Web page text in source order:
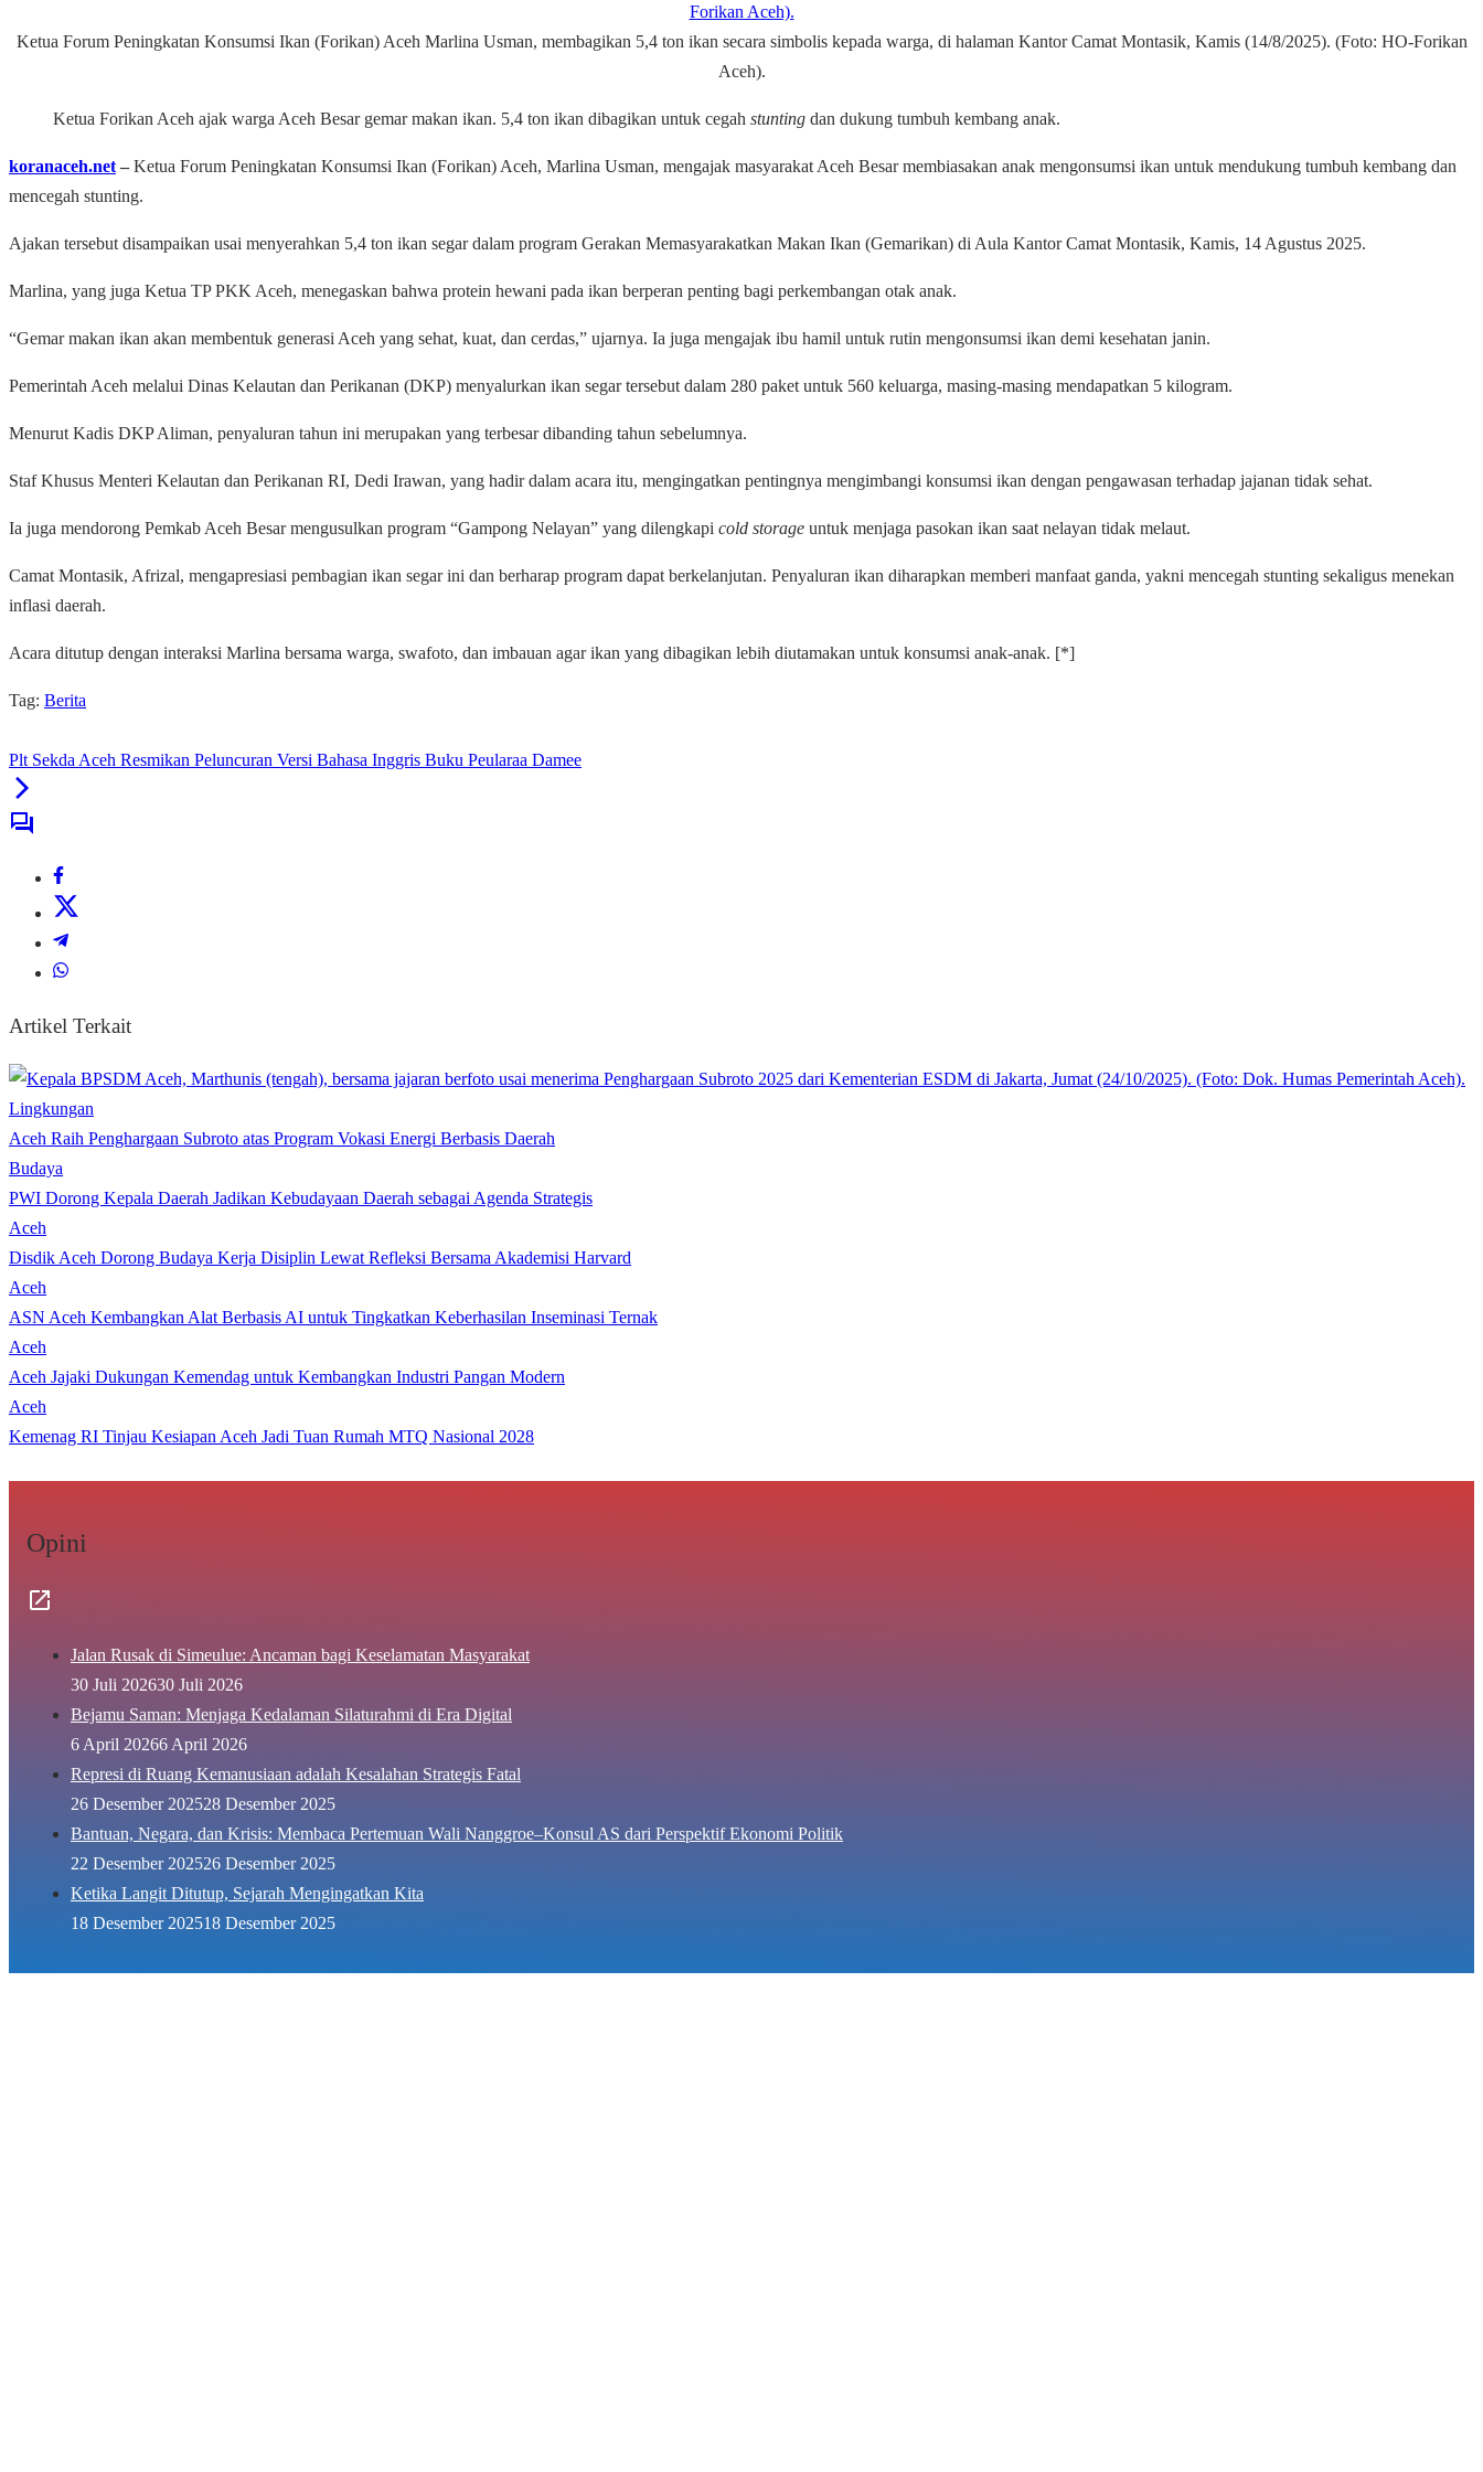
Ketua Forum Peningkatan Konsumsi Ikan (Forikan) Aceh Marlina Usman, membagikan 5,4 ton ikan secara simbolis kepada warga, di halaman Kantor Camat Montasik, Kamis (14/8/2025). (Foto: HO-Forikan
Aceh).
Ketua Forikan Aceh ajak warga Aceh Besar gemar makan ikan. 5,4 ton ikan dibagikan untuk cegah stunting dan dukung tumbuh kembang anak.
koranaceh.net – Ketua Forum Peningkatan Konsumsi Ikan (Forikan) Aceh, Marlina Usman, mengajak masyarakat Aceh Besar membiasakan anak mengonsumsi ikan untuk mendukung tumbuh kembang dan
mencegah stunting.
Ajakan tersebut disampaikan usai menyerahkan 5,4 ton ikan segar dalam program Gerakan Memasyarakatkan Makan Ikan (Gemarikan) di Aula Kantor Camat Montasik, Kamis, 14 Agustus 2025.
Marlina, yang juga Ketua TP PKK Aceh, menegaskan bahwa protein hewani pada ikan berperan penting bagi perkembangan otak anak.
“Gemar makan ikan akan membentuk generasi Aceh yang sehat, kuat, dan cerdas,” ujarnya. Ia juga mengajak ibu hamil untuk rutin mengonsumsi ikan demi kesehatan janin.
Pemerintah Aceh melalui Dinas Kelautan dan Perikanan (DKP) menyalurkan ikan segar tersebut dalam 280 paket untuk 560 keluarga, masing-masing mendapatkan 5 kilogram.
Menurut Kadis DKP Aliman, penyaluran tahun ini merupakan yang terbesar dibanding tahun sebelumnya.
Staf Khusus Menteri Kelautan dan Perikanan RI, Dedi Irawan, yang hadir dalam acara itu, mengingatkan pentingnya mengimbangi konsumsi ikan dengan pengawasan terhadap jajanan tidak sehat.
Ia juga mendorong Pemkab Aceh Besar mengusulkan program “Gampong Nelayan” yang dilengkapi cold storage untuk menjaga pasokan ikan saat nelayan tidak melaut.
Camat Montasik, Afrizal, mengapresiasi pembagian ikan segar ini dan berharap program dapat berkelanjutan. Penyaluran ikan diharapkan memberi manfaat ganda, yakni mencegah stunting sekaligus menekan
inflasi daerah.
Acara ditutup dengan interaksi Marlina bersama warga, swafoto, dan imbauan agar ikan yang dibagikan lebih diutamakan untuk konsumsi anak-anak. [*]
Tag: Berita
Plt Sekda Aceh Resmikan Peluncuran Versi Bahasa Inggris Buku Peularaa Damee
Artikel Terkait
Lingkungan
Aceh Raih Penghargaan Subroto atas Program Vokasi Energi Berbasis Daerah
Budaya
PWI Dorong Kepala Daerah Jadikan Kebudayaan Daerah sebagai Agenda Strategis
Aceh
Disdik Aceh Dorong Budaya Kerja Disiplin Lewat Refleksi Bersama Akademisi Harvard
Aceh
ASN Aceh Kembangkan Alat Berbasis AI untuk Tingkatkan Keberhasilan Inseminasi Ternak
Aceh
Aceh Jajaki Dukungan Kemendag untuk Kembangkan Industri Pangan Modern
Aceh
Kemenag RI Tinjau Kesiapan Aceh Jadi Tuan Rumah MTQ Nasional 2028
Opini
Jalan Rusak di Simeulue: Ancaman bagi Keselamatan Masyarakat
30 Juli 202630 Juli 2026
Bejamu Saman: Menjaga Kedalaman Silaturahmi di Era Digital
6 April 20266 April 2026
Represi di Ruang Kemanusiaan adalah Kesalahan Strategis Fatal
26 Desember 202528 Desember 2025
Bantuan, Negara, dan Krisis: Membaca Pertemuan Wali Nanggroe–Konsul AS dari Perspektif Ekonomi Politik
22 Desember 202526 Desember 2025
Ketika Langit Ditutup, Sejarah Mengingatkan Kita
18 Desember 202518 Desember 2025